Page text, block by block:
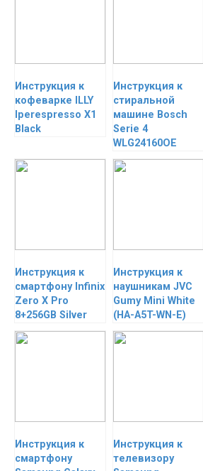
Инструкция к
кофеварке ILLY
Iperespresso X1
Black
Инструкция к
стиральной
машине Bosch
Serie 4
WLG24160OE
Инструкция к
смартфону Infinix
Zero X Pro
8+256GB Silver
Инструкция к
наушникам JVC
Gumy Mini White
(HA-A5T-WN-E)
Инструкция к
смартфону
Инструкция к
телевизору